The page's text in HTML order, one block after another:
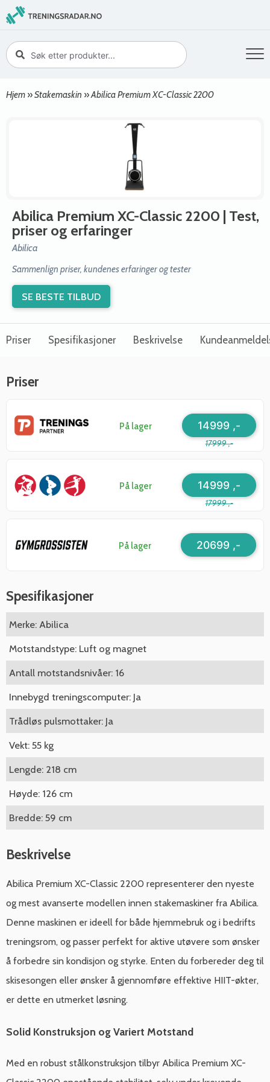
Hjem »Stakemaskin »Abilica Premium XC-Classic 2200
Abilica Premium XC-Classic 2200 | Test,
priser og erfaringer
Abilica
Sammenlign priser, kundenes erfaringer og tester
SE BESTE TILBUD
Priser Spesifikasjoner Beskrivelse
Priser
På lager
17999 ,-
14999 ,-
På lager
17999 ,-
14999 ,-
På lager 20699 ,-
Spesifikasjoner
Merke: Abilica
Motstandstype: Luft og magnet
Antall motstandsnivåer: 16
Innebygd treningscomputer: Ja
Trådløs pulsmottaker: Ja
Vekt: 55 kg
Lengde: 218 cm
Høyde: 126 cm
Bredde: 59 cm
Beskrivelse
Abilica Premium XC-Classic 2200 representerer den nyeste
og mest avanserte modellen innen stakemaskiner fra Abilica.
Denne maskinen er ideell for både hjemmebruk og i bedrifts
treningsrom, og passer perfekt for aktive utøvere som ønsker
å forbedre sin kondisjon og styrke. Enten du forbereder deg til
skisesongen eller ønsker å gjennomføre effektive HIIT-økter,
er dette en utmerket løsning.
Solid Konstruksjon og Variert Motstand
Med en robust stålkonstruksjon tilbyr Abilica Premium XC-